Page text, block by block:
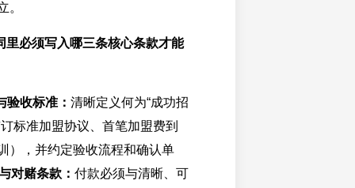
。
里必须写入哪三条核心条款才能
验收标准： 清晰定义何为“成功招
标准加盟协议、首笔加盟费到
），并约定验收流程和确认单
对赌条款： 付款必须与清晰、可